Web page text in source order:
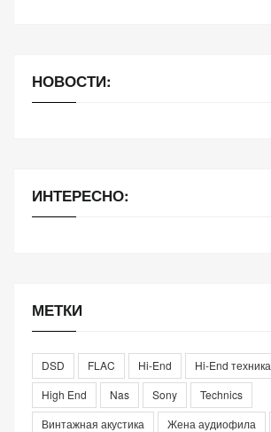
НОВОСТИ:
ИНТЕРЕСНО:
МЕТКИ
DSD FLAC Hi-End Hi-End техника
High End
Nas Sony
Technics
Винтажная акустика
Жена аудиофила